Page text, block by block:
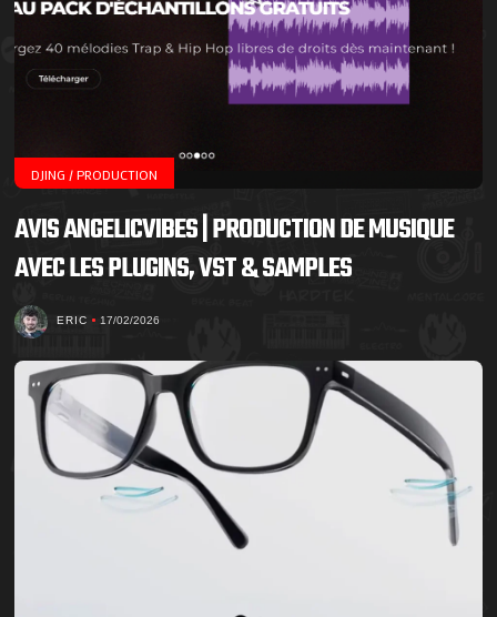
DJING / PRODUCTION
AVIS ANGELICVIBES | PRODUCTION DE MUSIQUE
AVEC LES PLUGINS, VST & SAMPLES
ERIC 17/02/2026